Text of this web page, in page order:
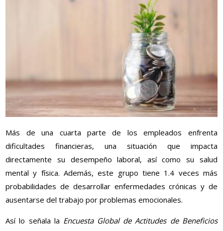
Más de una cuarta parte de los empleados enfrenta
dificultades financieras, una situación que impacta
directamente su desempeño laboral, así como su salud
mental y física. Además, este grupo tiene 1.4 veces más
probabilidades de desarrollar enfermedades crónicas y de
ausentarse del trabajo por problemas emocionales.
Así lo señala la Encuesta Global de Actitudes de Beneficios